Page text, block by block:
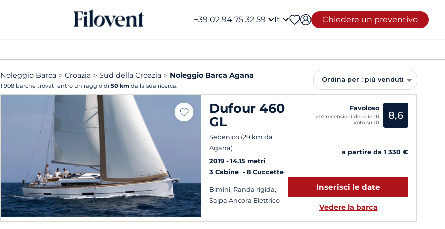
+39 02 94 75 32 59 It Chiedere un preventivo
Noleggio Barca Croazia Sud della Croazia Noleggio Barca Agana
1 908 barche trovati entro un raggio di 50 km dalla sua ricerca.
Ordina per : più venduti
Dufour 460
GL
Sebenico (29 km da
Agana)
2019
14.15 metri
3 Cabine
8 Cuccette
Bimini, Randa rigida,
Salpa Ancora Elettrico
Favoloso
214 recensioni dei clienti
voto su 10
8,6
a partire da 1 330 €
Inserisci le date
Vedere la barca